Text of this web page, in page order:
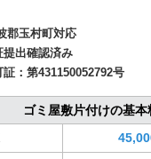
郡玉村町対応
提出確認済み
証：第431150052792号
ゴミ屋敷片付けの基本